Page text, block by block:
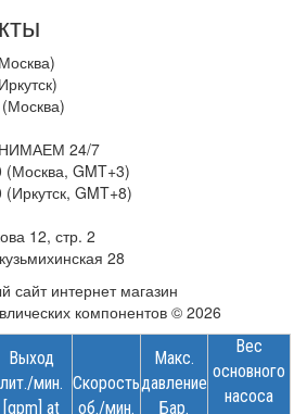
24/7
GMT+3)
GMT+8)
12, стр. 2
28
сайт интернет магазин
компонентов © 2026
Выход
лит./мин.
[gpm] at
Скорость
об./мин.
Макс.
давление
Бар.
Вес
основного
насоса